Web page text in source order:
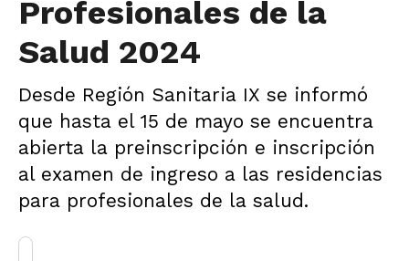
Profesionales de la
Salud 2024
Desde Región Sanitaria IX se informó
que hasta el 15 de mayo se encuentra
abierta la preinscripción e inscripción
al examen de ingreso a las residencias
para profesionales de la salud.